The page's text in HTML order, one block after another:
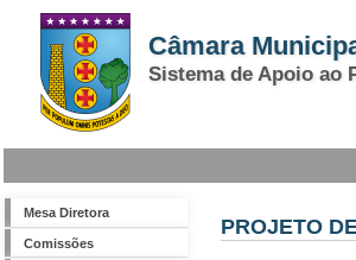
Câmara
Sistema de Apoio ao
Mesa Diretora
Comissões
PROJETO